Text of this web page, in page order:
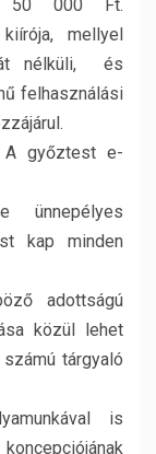
50 000 Ft.
mellyel
nélküli, és
felhasználási
A győztest e-
ünnepélyes
kap minden
adottságú
közül lehet
tárgyaló
is